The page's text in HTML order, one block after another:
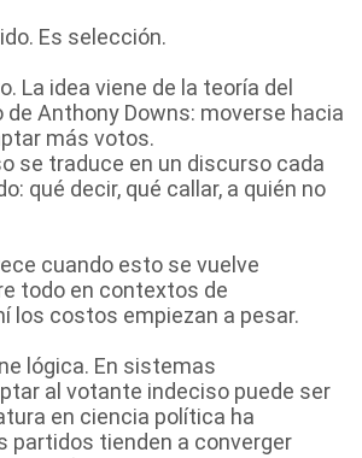
Es selección.
La idea viene de la teoría del
Anthony Downs: moverse hacia
más votos.
se traduce en un discurso cada
qué decir, qué callar, a quién no
cuando esto se vuelve
todo en contextos de
los costos empiezan a pesar.
lógica. En sistemas
al votante indeciso puede ser
en ciencia política ha
partidos tienden a converger